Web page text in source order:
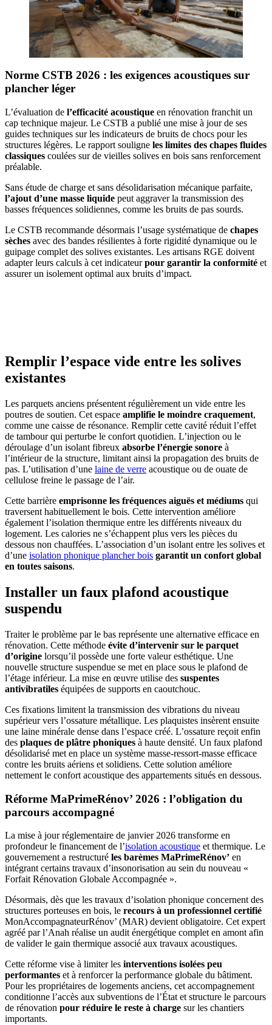
Norme CSTB 2026 : les exigences acoustiques sur
plancher léger
L’évaluation de l’efficacité acoustique en rénovation franchit un
cap technique majeur. Le CSTB a publié une mise à jour de ses
guides techniques sur les indicateurs de bruits de chocs pour les
structures légères. Le rapport souligne les limites des chapes fluides
classiques coulées sur de vieilles solives en bois sans renforcement
préalable.
Sans étude de charge et sans désolidarisation mécanique parfaite,
l’ajout d’une masse liquide peut aggraver la transmission des
basses fréquences solidiennes, comme les bruits de pas sourds.
Le CSTB recommande désormais l’usage systématique de chapes
sèches avec des bandes résilientes à forte rigidité dynamique ou le
guipage complet des solives existantes. Les artisans RGE doivent
adapter leurs calculs à cet indicateurpour garantir la conformité et
assurer un isolement optimal aux bruits d’impact.
Remplir l’espace vide entre les solives
existantes
Les parquets anciens présentent régulièrement un vide entre les
poutres de soutien. Cet espace amplifie le moindre craquement,
comme une caisse de résonance. Remplir cette cavité réduit l’effet
de tambour qui perturbe le confort quotidien. L’injection ou le
déroulage d’un isolant fibreux absorbe l’énergie sonore à
l’intérieur de la structure, limitant ainsi la propagation des bruits de
pas. L’utilisation d’une laine de verre acoustique ou de ouate de
cellulose freine le passage de l’air.
Cette barrière emprisonne les fréquences aiguës et médiums qui
traversent habituellement le bois. Cette intervention améliore
également l’isolation thermique entre les différents niveaux du
logement. Les calories ne s’échappent plus vers les pièces du
dessous non chauffées. L’association d’un isolant entre les solives et
d’une isolation phonique plancher bois garantit un confort global
en toutes saisons.
Installer un faux plafond acoustique
suspendu
Traiter le problème par le bas représente une alternative efficace en
rénovation. Cette méthode évite d’intervenir sur le parquet
d’origine lorsqu’il possède une forte valeur esthétique. Une
nouvelle structure suspendue se met en place sous le plafond de
l’étage inférieur. La mise en œuvre utilise des suspentes
antivibratiles équipées de supports en caoutchouc.
Ces fixations limitent la transmission des vibrations du niveau
supérieur vers l’ossature métallique. Les plaquistes insèrent ensuite
une laine minérale dense dans l’espace créé. L’ossature reçoit enfin
des plaques de plâtre phoniques à haute densité. Un faux plafond
désolidarisé met en place un système masse-ressort-masse efficace
contre les bruits aériens et solidiens. Cette solution améliore
nettement le confort acoustique des appartements situés en dessous.
Réforme MaPrimeRénov’ 2026 : l’obligation du
parcours accompagné
La mise à jour réglementaire de janvier 2026 transforme en
profondeur le financement de l’isolation acoustique et thermique. Le
gouvernement a restructuré les barèmes MaPrimeRénov’ en
intégrant certains travaux d’insonorisation au sein du nouveau «
Forfait Rénovation Globale Accompagnée ».
Désormais, dès que les travaux d’isolation phonique concernent des
structures porteuses en bois, le recours à un professionnel certifié
MonAccompagnateurRénov’ (MAR) devient obligatoire. Cet expert
agréé par l’Anah réalise un audit énergétique complet en amont afin
de valider le gain thermique associé aux travaux acoustiques.
Cette réforme vise à limiter les interventions isolées peu
performantes et à renforcer la performance globale du bâtiment.
Pour les propriétaires de logements anciens, cet accompagnement
conditionne l’accès aux subventions de l’État et structure le parcours
de rénovation pour réduire le reste à charge sur les chantiers
importants.